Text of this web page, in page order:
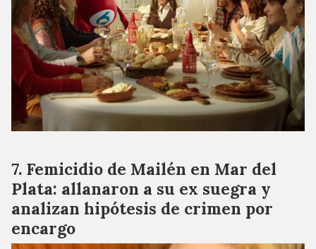
Femicidio de Mailén en Mar del
Plata: allanaron a su ex suegra y
analizan hipótesis de crimen por
encargo